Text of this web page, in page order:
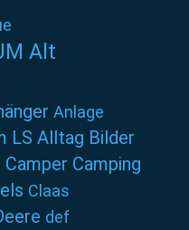
Alt
Anlage
LS Alltag Bilder
Camper Camping
Claas
def